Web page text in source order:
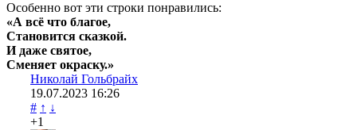
Особенно вот эти строки понравились:
«А всё что благое,
Становится сказкой.
И даже святое,
Сменяет окраску.»
Николай Гольбрайх
19.07.2023 16:26
# ↑ ↓
+1